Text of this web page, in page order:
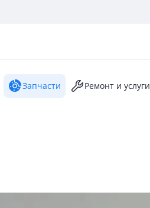
Запчасти Ремонт и услуги